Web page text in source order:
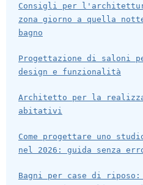
Consigli per
zona giorno a quella
bagno
Progettazione di saloni
design e funzionalità
Architetto per la
abitativi
Come progettare uno
nel 2026: guida senza
Bagni per case di riposo: